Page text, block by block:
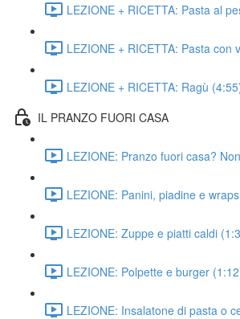
LEZIONE + RICETTA: Pasta al
LEZIONE + RICETTA: Pasta con
LEZIONE + RICETTA: Ragù
IL PRANZO FUORI CASA
LEZIONE: Pranzo fuori casa?
LEZIONE: Panini, piadine e
LEZIONE: Zuppe e piatti caldi
LEZIONE: Polpette e burger
LEZIONE: Insalatone di pasta o